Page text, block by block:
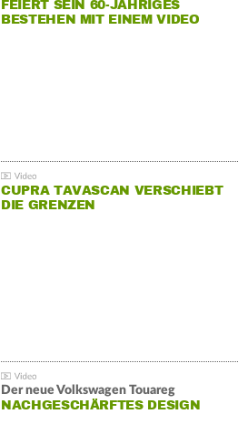
FEIERT SEIN 60-JÄHRIGES
BESTEHEN MIT EINEM VIDEO
CUPRA TAVASCAN VERSCHIEBT
DIE GRENZEN
Der neue Volkswagen Touareg
NACHGESCHÄRFTES DESIGN